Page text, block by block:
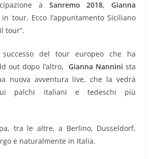
a Sanremo 2018,Gianna
tour. Ecco l’appuntamento Siciliano
tour”.
successo del tour europeo che ha
out dopo l’altro, Gianna Nannini sta
nuova avventura live, che la vedrà
palchi italiani e tedeschi più
tra le altre, a Berlino, Dusseldorf,
e naturalmente in Italia.